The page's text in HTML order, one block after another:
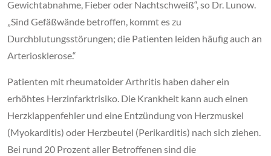
Gewichtabnahme, Fieber oder Nachtschweiß“, so Dr. Lunow.
„Sind Gefäßwände betroffen, kommt es zu
Durchblutungsstörungen; die Patienten leiden häufig auch an
Arteriosklerose.“
Patienten mit rheumatoider Arthritis haben daher ein
erhöhtes Herzinfarktrisiko. Die Krankheit kann auch einen
Herzklappenfehler und eine Entzündung von Herzmuskel
(Myokarditis) oder Herzbeutel (Perikarditis) nach sich ziehen.
Bei rund 20 Prozent aller Betroffenen sind die